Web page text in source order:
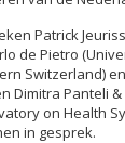
Patrick
de Pietro
Switzerland)
Dimitra Panteli
on Health
in gesprek.